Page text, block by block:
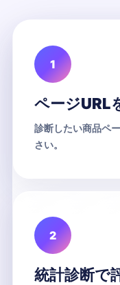
1
ページURL
診断したい商品ペ
さい。
2
統計診断で